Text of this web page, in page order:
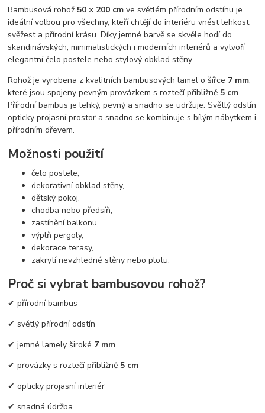
Bambusová rohož 50 × 200 cm ve světlém přírodním odstínu je
ideální volbou pro všechny, kteří chtějí do interiéru vnést lehkost,
svěžest a přírodní krásu. Díky jemné barvě se skvěle hodí do
skandinávských, minimalistických i moderních interiérů a vytvoří
elegantní čelo postele nebo stylový obklad stěny.
Rohož je vyrobena z kvalitních bambusových lamel o šířce 7 mm,
které jsou spojeny pevným provázkem s roztečí přibližně 5 cm.
Přírodní bambus je lehký, pevný a snadno se udržuje. Světlý odstín
opticky projasní prostor a snadno se kombinuje s bílým nábytkem i
přírodním dřevem.
Možnosti použití
čelo postele,
dekorativní obklad stěny,
dětský pokoj,
chodba nebo předsíň,
zastínění balkonu,
výplň pergoly,
dekorace terasy,
zakrytí nevzhledné stěny nebo plotu.
Proč si vybrat bambusovou rohož?
✔ přírodní bambus
✔ světlý přírodní odstín
✔ jemné lamely široké 7 mm
✔ provázky s roztečí přibližně 5 cm
✔ opticky projasní interiér
✔ snadná údržba